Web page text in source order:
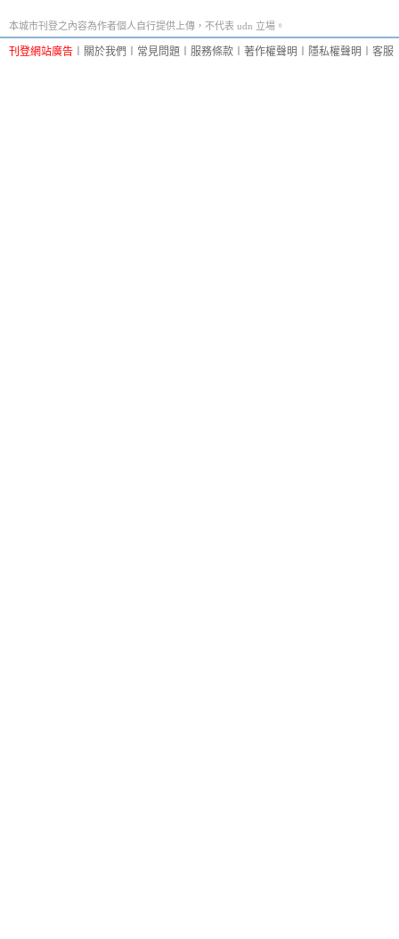
本城市刊登之內容為作者個人自行提供上傳，不代表 udn 立場。
刊登網站廣告 關於我們 常見問題 服務條款 著作權聲明 隱私權聲明 客服